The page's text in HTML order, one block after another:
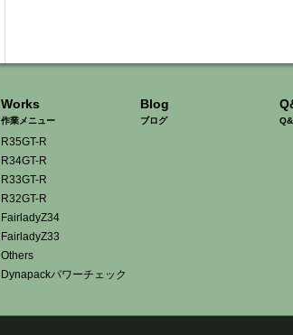
Works
作業メニュー
R35GT-R
R34GT-R
R33GT-R
R32GT-R
FairladyZ34
FairladyZ33
Others
Dynapackパワーチェック
Blog
ブログ